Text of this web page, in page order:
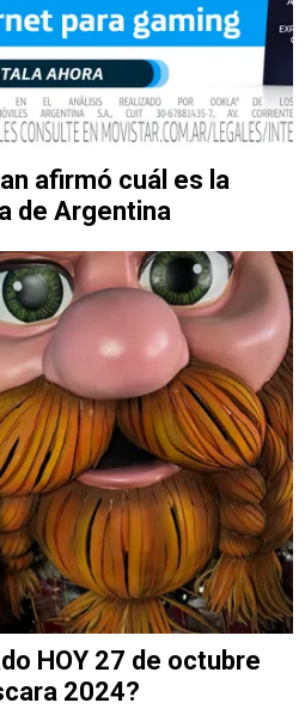
afirmó cuál es la
de Argentina
HOY 27 de octubre
2024?